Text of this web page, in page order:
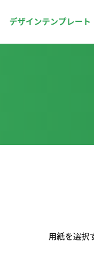
デザインテンプレート
用紙を選択